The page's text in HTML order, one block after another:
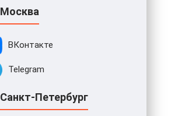
Москва
ВКонтакте
Telegram
Санкт-Петербург